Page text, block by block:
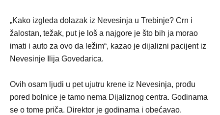
„Kako izgleda dolazak iz Nevesinja u Trebinje? Crn i
žalostan, težak, put je loš a najgore je što bih ja morao
imati i auto za ovo da ležim“, kazao je dijalizni pacijent iz
Nevesinje Ilija Govedarica.
Ovih osam ljudi u pet ujutru krene iz Nevesinja, prođu
pored bolnice je tamo nema Dijaliznog centra. Godinama
se o tome priča. Direktor je godinama i obećavao.